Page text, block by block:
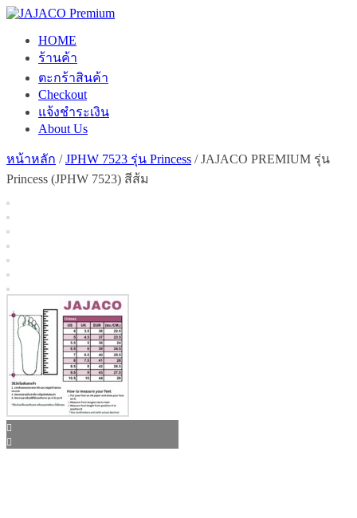
Skip
contentHOME
ร้านค้า
ตะกร้าสินค้า
Checkout
แจ้งชำระเงิน
About Us
หน้าหลัก /JPHW 7523 รุ่น Princess / JAJACO PREMIUM รุ่น
Princess (JPHW 7523) สีส้ม